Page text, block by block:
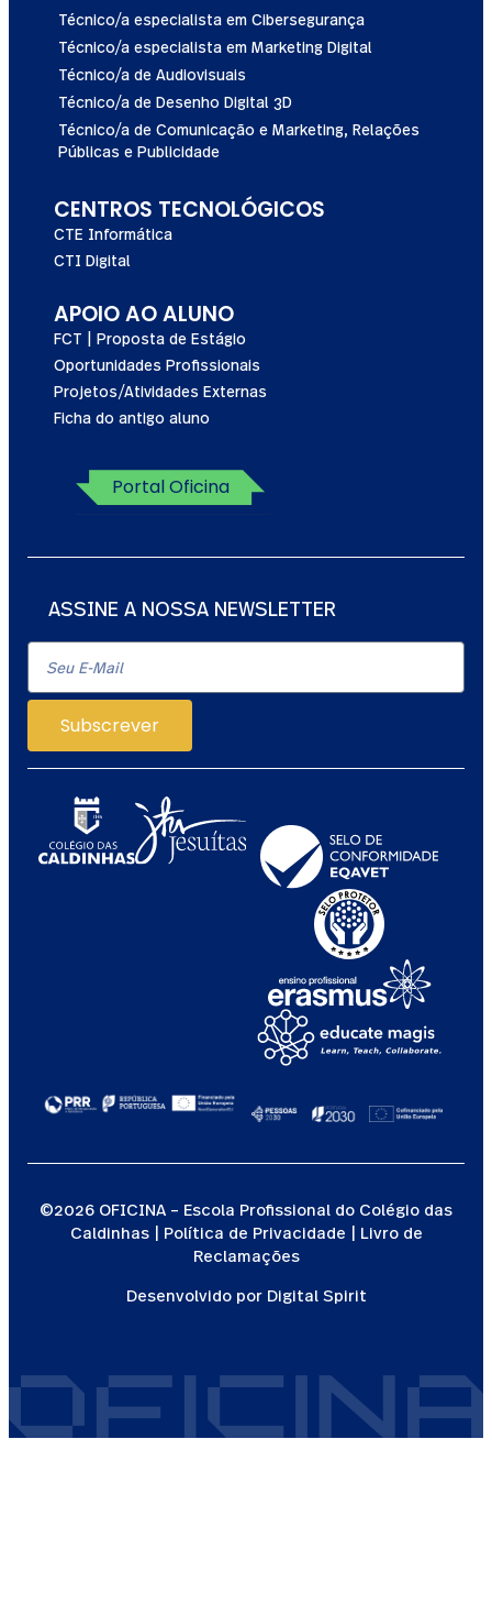
Técnico/a especialista em Cibersegurança
Técnico/a especialista em Marketing Digital
Técnico/a de Audiovisuais
Técnico/a de Desenho Digital 3D
Técnico/a de Comunicação e Marketing, Relações
Públicas e Publicidade
CENTROS TECNOLÓGICOS
CTE Informática
CTI Digital
APOIO AO ALUNO
FCT | Proposta de Estágio
Oportunidades Profissionais
Projetos/Atividades Externas
Ficha do antigo aluno
Portal Oficina
ASSINE A NOSSA NEWSLETTER
Subscrever
©2026 OFICINA – Escola Profissional do Colégio das
Caldinhas | Política de Privacidade | Livro de
Reclamações
Desenvolvido por Digital Spirit